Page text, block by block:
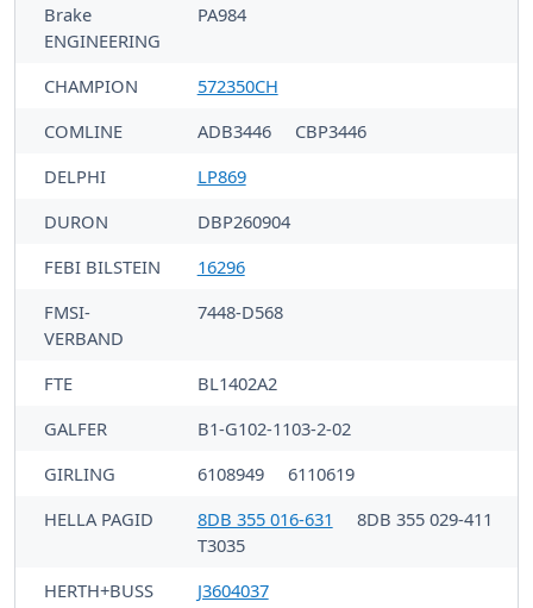
Brake
ENGINEERING
PA984
CHAMPION
572350CH
COMLINE
ADB3446
CBP3446
DELPHI
LP869
DURON
DBP260904
FEBI BILSTEIN
16296
FMSI-
VERBAND
7448-D568
FTE
BL1402A2
GALFER
B1-G102-1103-2-02
GIRLING
6108949
6110619
HELLA PAGID
8DB 355 016-631
8DB 355 029-411
T3035
HERTH+BUSS
J3604037